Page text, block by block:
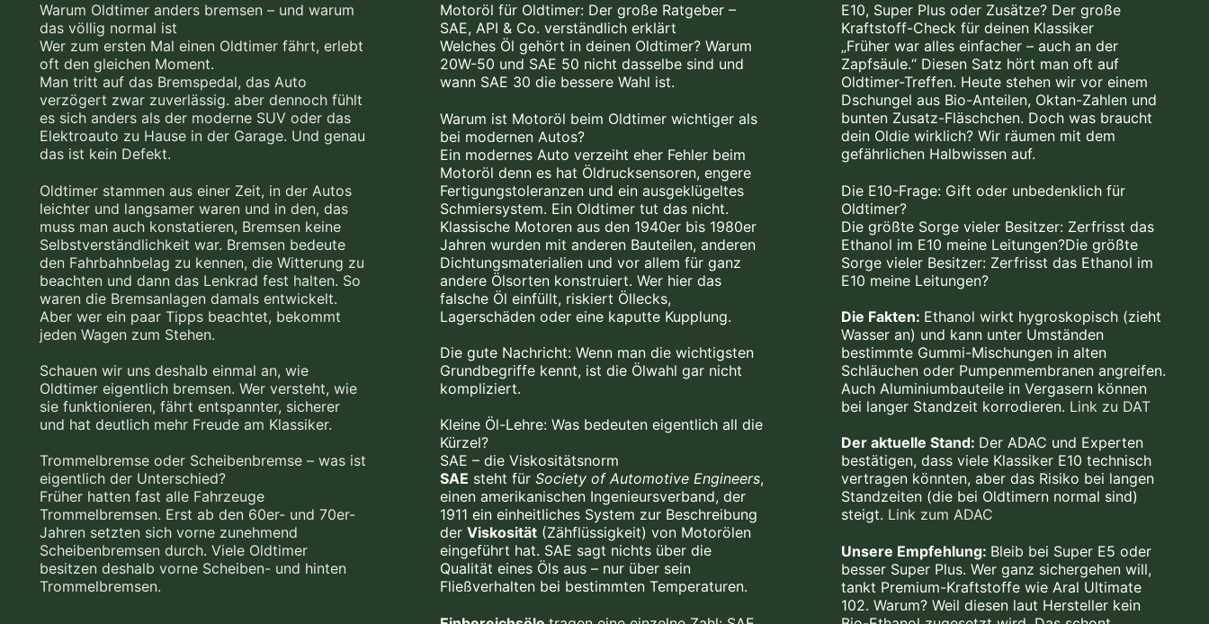
Warum Oldtimer anders bremsen – und warum
das völlig normal ist
Wer zum ersten Mal einen Oldtimer fährt, erlebt
oft den gleichen Moment.
Man tritt auf das Bremspedal, das Auto
verzögert zwar zuverlässig. aber dennoch fühlt
es sich anders als der moderne SUV oder das
Elektroauto zu Hause in der Garage. Und genau
das ist kein Defekt.
Oldtimer stammen aus einer Zeit, in der Autos
leichter und langsamer waren und in den, das
muss man auch konstatieren, Bremsen keine
Selbstverständlichkeit war. Bremsen bedeute
den Fahrbahnbelag zu kennen, die Witterung zu
beachten und dann das Lenkrad fest halten. So
waren die Bremsanlagen damals entwickelt.
Aber wer ein paar Tipps beachtet, bekommt
jeden Wagen zum Stehen.
Schauen wir uns deshalb einmal an, wie
Oldtimer eigentlich bremsen. Wer versteht, wie
sie funktionieren, fährt entspannter, sicherer
und hat deutlich mehr Freude am Klassiker.
Trommelbremse oder Scheibenbremse – was ist
eigentlich der Unterschied?
Früher hatten fast alle Fahrzeuge
Trommelbremsen. Erst ab den 60er- und 70er-
Jahren setzten sich vorne zunehmend
Scheibenbremsen durch. Viele Oldtimer
besitzen deshalb vorne Scheiben- und hinten
Trommelbremsen.
Motoröl für Oldtimer: Der große Ratgeber –
SAE, API & Co. verständlich erklärt
Welches Öl gehört in deinen Oldtimer? Warum
20W-50 und SAE 50 nicht dasselbe sind und
wann SAE 30 die bessere Wahl ist.
Warum ist Motoröl beim Oldtimer wichtiger als
bei modernen Autos?
Ein modernes Auto verzeiht eher Fehler beim
Motoröl denn es hat Öldrucksensoren, engere
Fertigungstoleranzen und ein ausgeklügeltes
Schmiersystem. Ein Oldtimer tut das nicht.
Klassische Motoren aus den 1940er bis 1980er
Jahren wurden mit anderen Bauteilen, anderen
Dichtungsmaterialien und vor allem für ganz
andere Ölsorten konstruiert. Wer hier das
falsche Öl einfüllt, riskiert Öllecks,
Lagerschäden oder eine kaputte Kupplung.
Die gute Nachricht: Wenn man die wichtigsten
Grundbegriffe kennt, ist die Ölwahl gar nicht
kompliziert.
Kleine Öl-Lehre: Was bedeuten eigentlich all die
Kürzel?
SAE – die Viskositätsnorm
SAE steht fürSociety of Automotive Engineers,
einen amerikanischen Ingenieursverband, der
1911 ein einheitliches System zur Beschreibung
derViskosität (Zähflüssigkeit) von Motorölen
eingeführt hat. SAE sagt nichts über die
Qualität eines Öls aus – nur über sein
Fließverhalten bei bestimmten Temperaturen.
Ratgeber
für
Oldtimeröl
E10, Super Plus oder Zusätze? Der große
Kraftstoff-Check für deinen Klassiker
„Früher war alles einfacher – auch an der
Zapfsäule.“ Diesen Satz hört man oft auf
Oldtimer-Treffen. Heute stehen wir vor einem
Dschungel aus Bio-Anteilen, Oktan-Zahlen und
bunten Zusatz-Fläschchen. Doch was braucht
dein Oldie wirklich? Wir räumen mit dem
gefährlichen Halbwissen auf.
Die E10-Frage: Gift oder unbedenklich für
Oldtimer?
Die größte Sorge vieler Besitzer: Zerfrisst das
Ethanol im E10 meine Leitungen?Die größte
Sorge vieler Besitzer: Zerfrisst das Ethanol im
E10 meine Leitungen?
Die Fakten: Ethanol wirkt hygroskopisch (zieht
Wasser an) und kann unter Umständen
bestimmte Gummi-Mischungen in alten
Schläuchen oder Pumpenmembranen angreifen.
Auch Aluminiumbauteile in Vergasern können
bei langer Standzeit korrodieren. Link zu DAT
Der aktuelle Stand: Der ADAC und Experten
bestätigen, dass viele Klassiker E10 technisch
vertragen könnten, aber das Risiko bei langen
Standzeiten (die bei Oldtimern normal sind)
steigt. Link zum ADAC
Unsere Empfehlung: Bleib bei Super E5 oder
besser Super Plus. Wer ganz sichergehen will,
tankt Premium-Kraftstoffe wie Aral Ultimate
102. Warum? Weil diesen laut Hersteller kein